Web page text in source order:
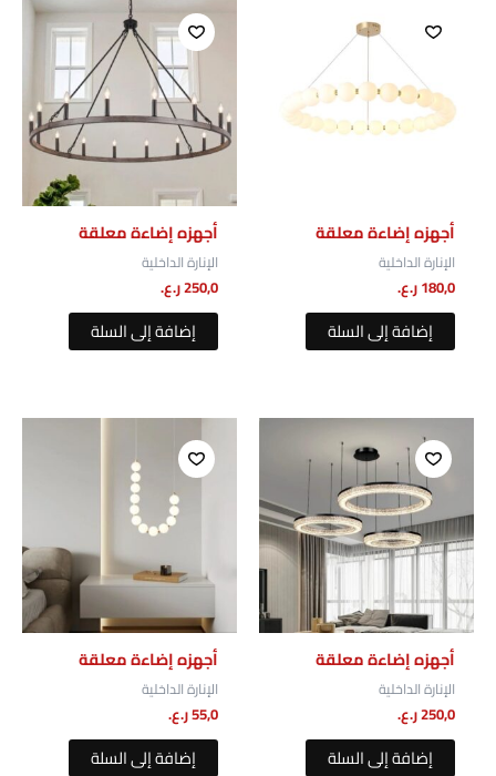
مراجعتك*
البريد الإلكتروني
أجهزه إضاءة معلقة
الإنارة الداخلية
180,0ر.ع.
إضافة إلى السلة
أجهزه إضاءة معلقة
الإنارة الداخلية
250,0ر.ع.
إضافة إلى السلة
أجهزه إضاءة معلقة
الإنارة الداخلية
250,0ر.ع.
إضافة إلى السلة
أجهزه إضاءة معلقة
الإنارة الداخلية
55,0ر.ع.
إضافة إلى السلة